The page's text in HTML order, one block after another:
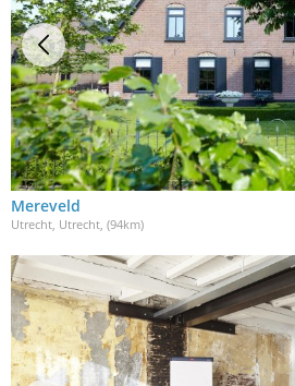
Mereveld
Utrecht, Utrecht, (94km)